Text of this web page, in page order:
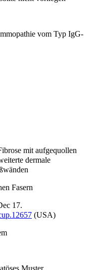
vom Typ IgG-
mit aufgequollen
dermale
Fasern
17.
(USA)
Muster